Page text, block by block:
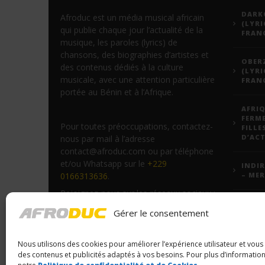
Gérer le consentement
Nous utilisons des cookies pour améliorer l’expérience utilisateur et
des contenus et publicités adaptés à vos besoins. Pour plus
Afroduc est un média musical africain
qui publie chaque jour l’actualité de la
musique, les paroles (lyrics) de
chansons, des biographies d’artistes et
des contenus dédiés à la culture
musicale, avec une attention particulière
portée au Bénin et à l’Afrique.
Pour toutes préoccupations, contactez-
nous par mail à l’adresse
contact@afroduc.com ou par téléphone
et/ou Whatsapp sur le +229
0166313636.
Rejoignez-nous sur les réseaux sociaux :
YouTube ,Facebook
–